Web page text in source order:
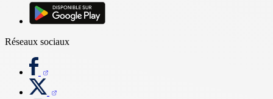
Réseaux sociaux